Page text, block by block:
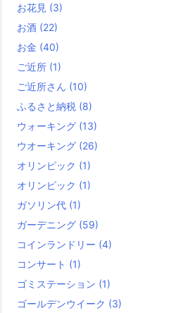
お花見 (3)
お酒 (22)
お金 (40)
ご近所 (1)
ご近所さん (10)
ふるさと納税 (8)
ウォーキング (13)
ウオーキング (26)
オリンピック (1)
オリンピック (1)
ガソリン代 (1)
ガーデニング (59)
コインランドリー (4)
コンサート (1)
ゴミステーション (1)
ゴールデンウイーク (3)